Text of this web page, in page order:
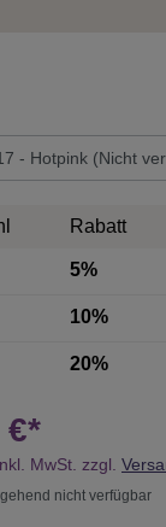
Rabatt
5%
10%
20%
€*
MwSt. zzgl.
nicht verfügbar